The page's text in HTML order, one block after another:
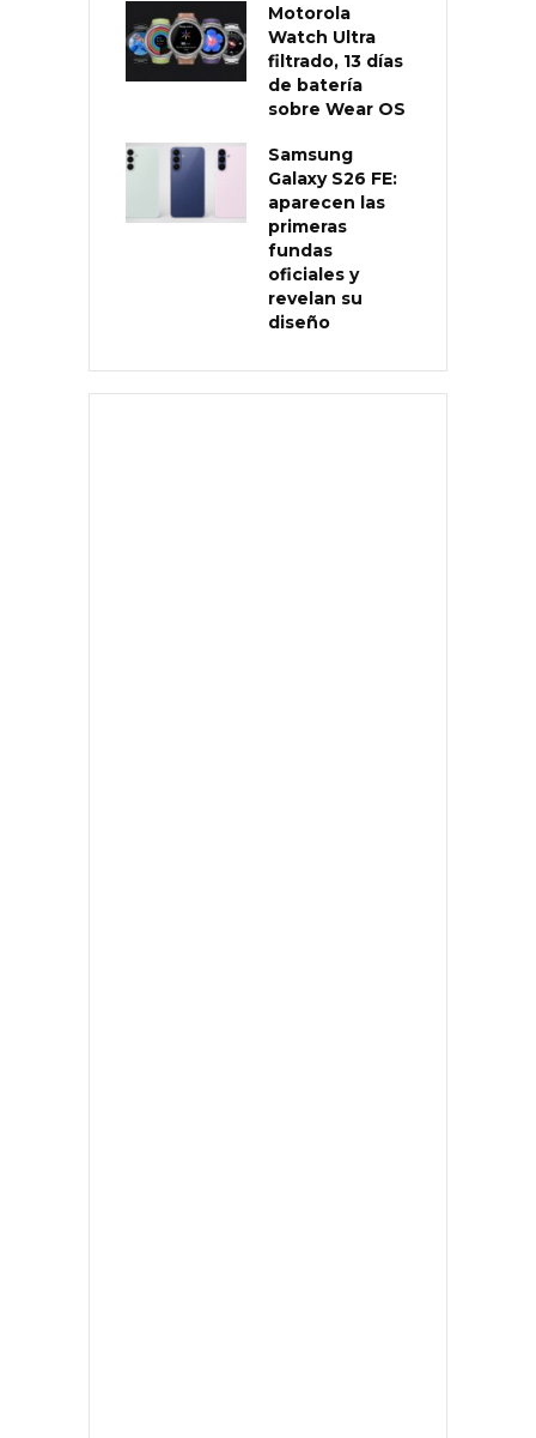
Motorola
Watch Ultra
filtrado, 13 días
de batería
sobre Wear OS
Samsung
Galaxy S26 FE:
aparecen las
primeras
fundas
oficiales y
revelan su
diseño